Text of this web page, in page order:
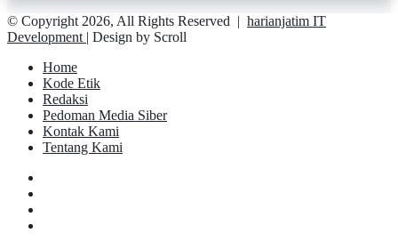
© Copyright 2026, All Rights Reserved | harianjatim IT
Development | Design by Scroll
Home
Kode Etik
Redaksi
Pedoman Media Siber
Kontak Kami
Tentang Kami